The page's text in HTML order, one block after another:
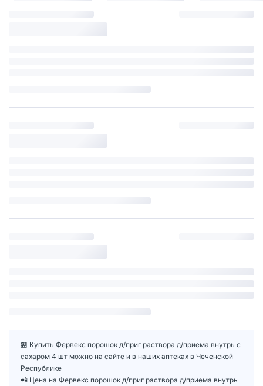
🏪 Купить Фервекс порошок д/приг раствора д/приема внутрь с
сахаром 4 шт можно на сайте и в наших аптеках в Чеченской
Республике
📲 Цена на Фервекс порошок д/приг раствора д/приема внутрь